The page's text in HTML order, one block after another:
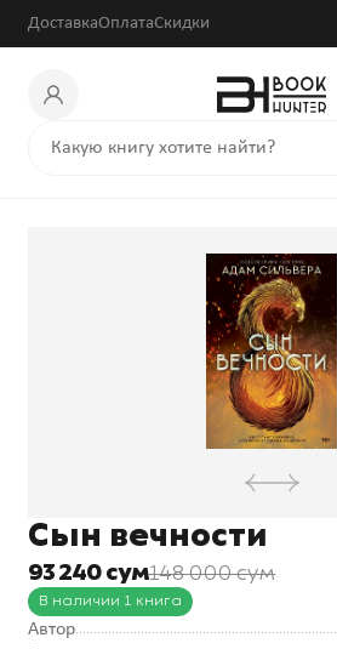
ДоставкаОплатаСкидки
Сын вечности
93 240 сум148 000 сум
В наличии 1 книга
Автор